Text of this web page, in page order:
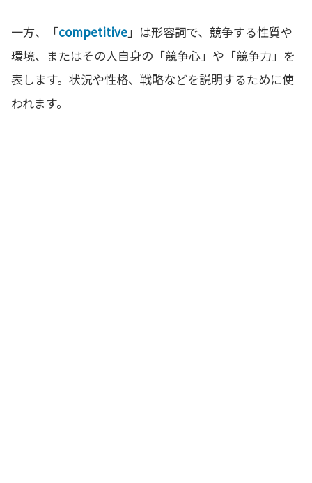
一方、「competitive」は形容詞で、競争する性質や
環境、またはその人自身の「競争心」や「競争力」を
表します。状況や性格、戦略などを説明するために使
われます。